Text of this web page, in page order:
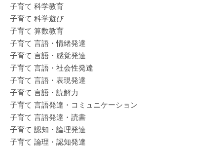
子育て 科学教育
子育て 科学遊び
子育て 算数教育
子育て 言語・情緒発達
子育て 言語・感覚発達
子育て 言語・社会性発達
子育て 言語・表現発達
子育て 言語・読解力
子育て 言語発達・コミュニケーション
子育て 言語発達・読書
子育て 認知・論理発達
子育て 論理・認知発達